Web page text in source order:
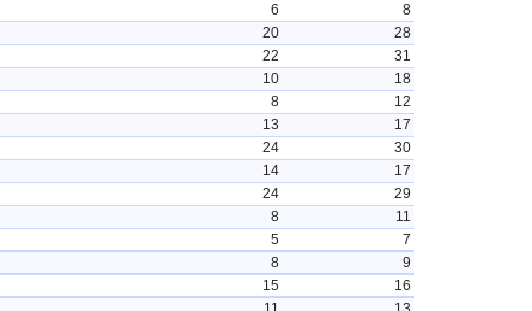
6
8
20
28
22
31
10
18
8
12
13
17
24
30
14
17
24
29
8
11
5
7
8
9
15
16